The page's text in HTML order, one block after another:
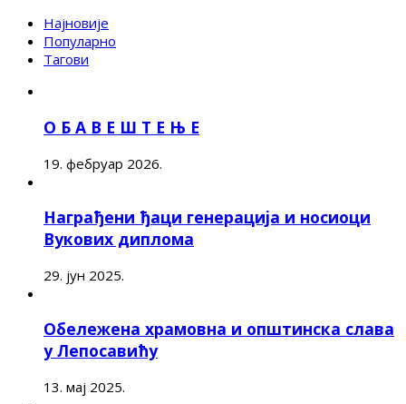
Најновије
Популарно
Тагови
О Б А В Е Ш Т Е Њ Е
19. фебруар 2026.
Награђени ђаци генерација и носиоци
Вукових диплома
29. јун 2025.
Обележена храмовна и општинска слава
у Лепосавићу
13. мај 2025.